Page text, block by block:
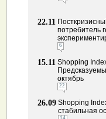
22.11
потребитель
6
15.11 Shopping
октябрь
22
26.09 Shopping
стабильная
14